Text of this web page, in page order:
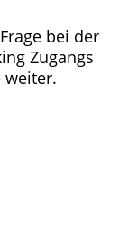
bei der
Zugangs
weiter.